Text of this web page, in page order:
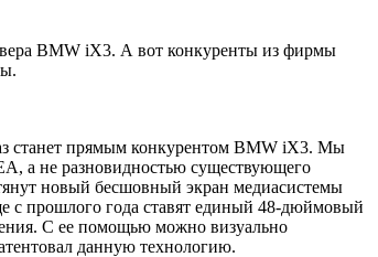
BMW iX3. А вот конкуренты из фирмы
станет прямым конкурентом BMW iX3. Мы
а не разновидностью существующего
новый бесшовный экран медиасистемы
с прошлого года ставят единый 48-дюймовый
С ее помощью можно визуально
данную технологию.